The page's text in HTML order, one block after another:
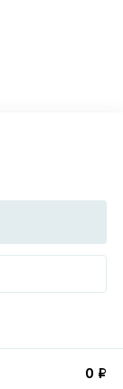
0 ₽